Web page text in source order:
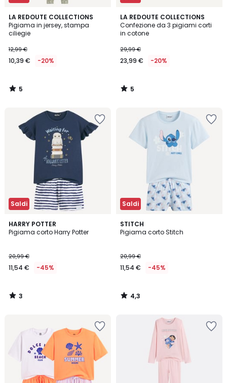
LA REDOUTE COLLECTIONS
Pigiama in jersey, stampa
ciliegie
12,99 €
10,39 € -20%
5
/
5
5
/
LA REDOUTE COLLECTIONS
Confezione da 3 pigiami corti
in cotone
29,99 €
23,99 € -20%
5
/
5
5
/
Saldi
HARRY POTTER
Pigiama corto Harry Potter
20,99 €
11,54 € -45%
3
/
3
/
Saldi
STITCH
Pigiama corto Stitch
20,99 €
11,54 € -45%
4,3
/ 5
4,3
/